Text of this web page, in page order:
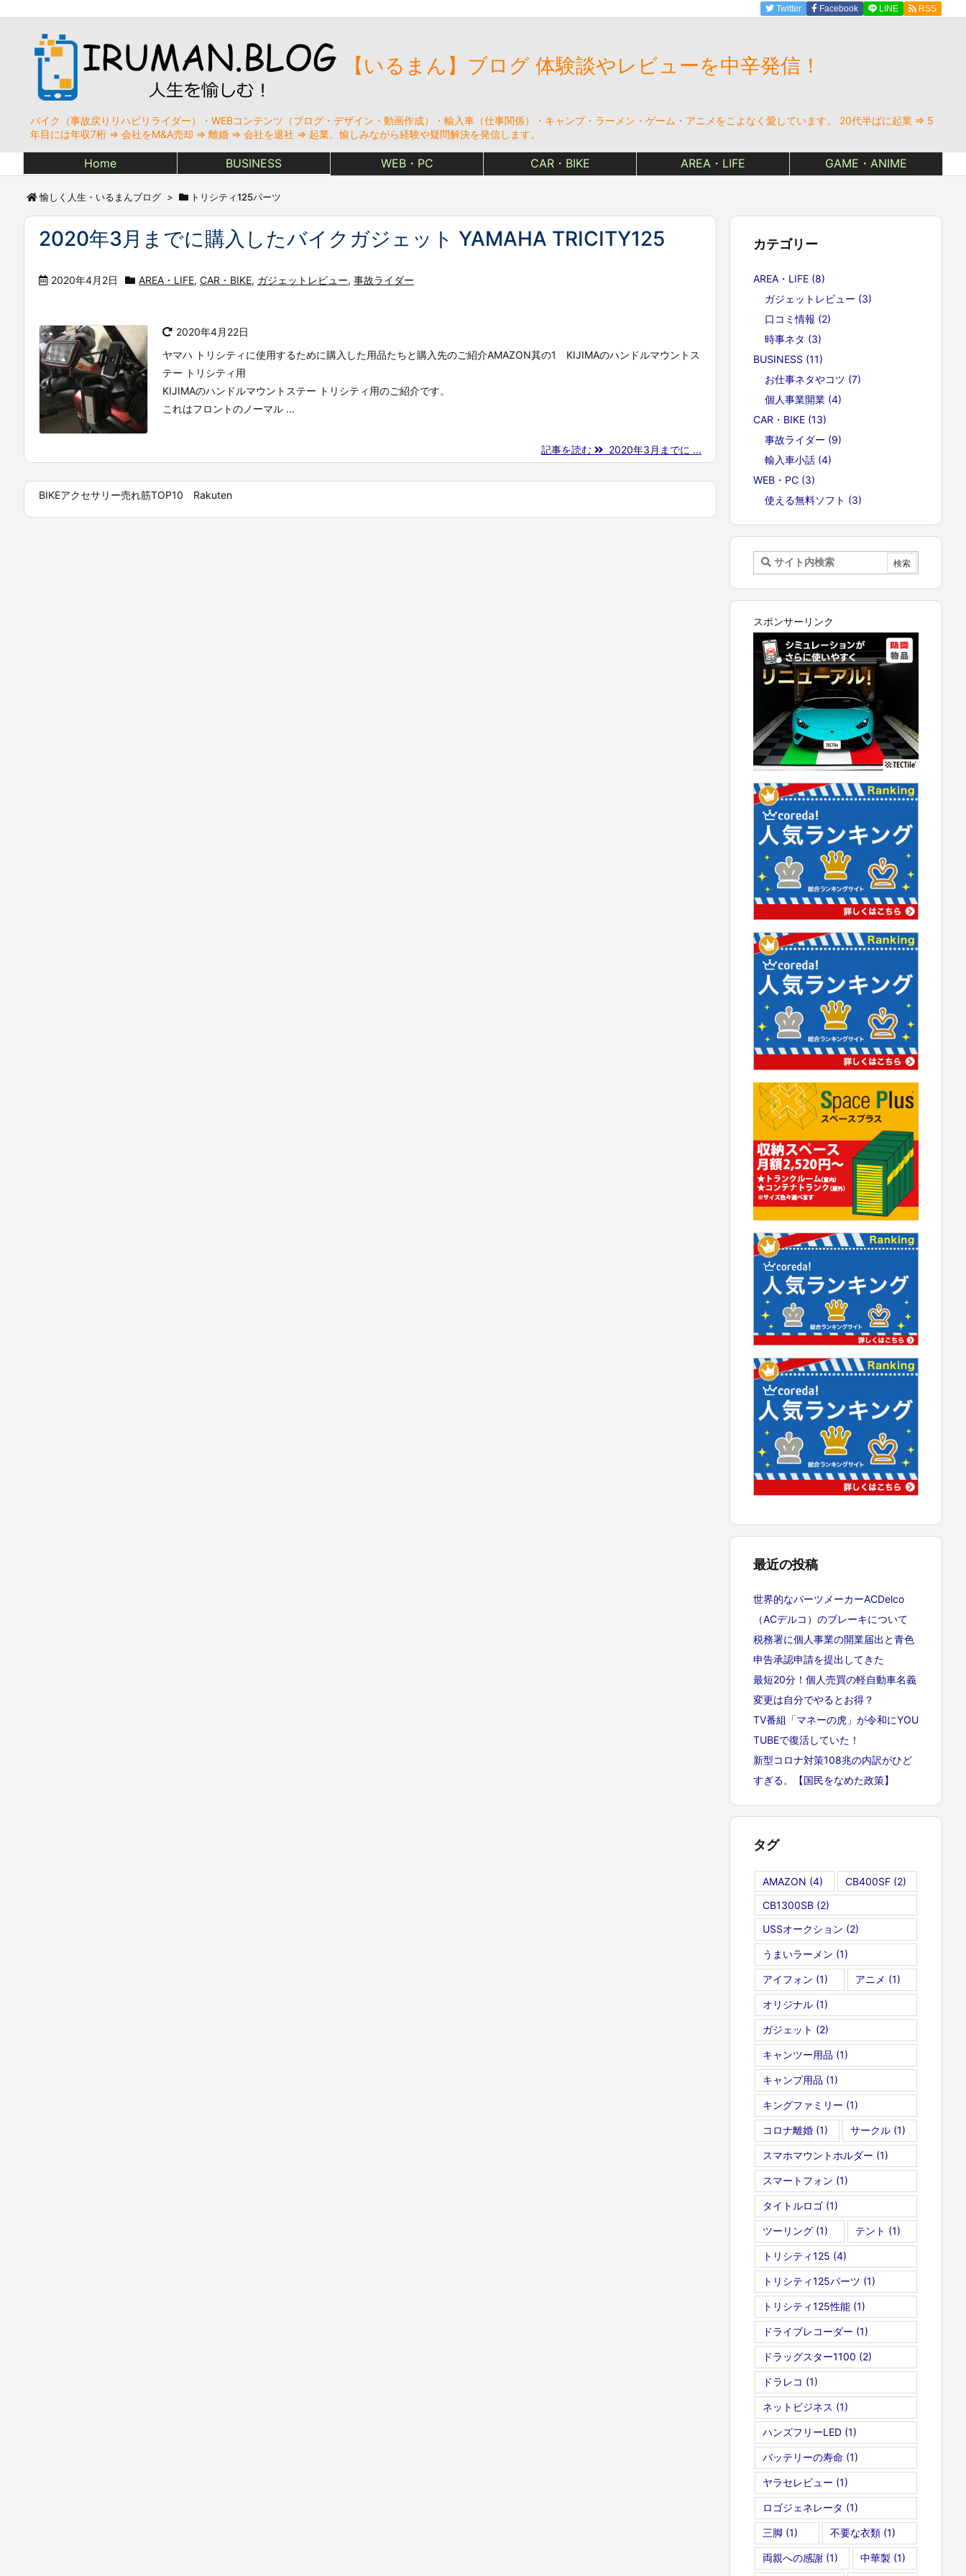
【いるまん】ブログ 体験談やレビューを中辛発信！
バイク（事故戻りリハビリライダー）・WEBコンテンツ（ブログ・デザイン・動画作成）・輸入車（仕事関係）・キャンプ・ラーメン・ゲーム・アニメをこよなく愛しています。 20代半ばに起業 ⇒ 5
年目には年収7桁 ⇒ 会社をM&A売却 ⇒ 離婚 ⇒ 会社を退社 ⇒ 起業。愉しみながら経験や疑問解決を発信します。
Home BUSINESS WEB・PC CAR・BIKE AREA・LIFE GAME・ANIME
Twitter Facebook LINE RSS
愉しく人生・いるまんブログ > トリシティ125パーツ
2020年3月までに購入したバイクガジェット YAMAHA TRICITY125
2020年4月2日 AREA・LIFE, CAR・BIKE, ガジェットレビュー, 事故ライダー
2020年4月22日
ヤマハ トリシティに使用するために購入した用品たちと購入先のご紹介AMAZON其の1 KIJIMAのハンドルマウントス
テー トリシティ用
KIJIMAのハンドルマウントステー トリシティ用のご紹介です。
これはフロントのノーマル ...
記事を読む 2020年3月までに ...
BIKEアクセサリー売れ筋TOP10 Rakuten
カテゴリー
AREA・LIFE (8)
ガジェットレビュー (3)
口コミ情報 (2)
時事ネタ (3)
BUSINESS (11)
お仕事ネタやコツ (7)
個人事業開業 (4)
CAR・BIKE (13)
事故ライダー (9)
輸入車小話 (4)
WEB・PC (3)
使える無料ソフト (3)
スポンサーリンク
最近の投稿
世界的なパーツメーカーACDelco
（ACデルコ）のブレーキについて
税務署に個人事業の開業届出と青色
申告承認申請を提出してきた
最短20分！個人売買の軽自動車名義
変更は自分でやるとお得？
TV番組「マネーの虎」が令和にYOU
TUBEで復活していた！
新型コロナ対策108兆の内訳がひど
すぎる。【国民をなめた政策】
タグ
AMAZON (4) CB400SF(2)
CB1300SB (2)
USSオークション (2)
うまいラーメン (1)
アイフォン (1) アニメ (1)
オリジナル (1)
ガジェット (2)
キャンツー用品 (1)
キャンプ用品 (1)
キングファミリー (1)
コロナ離婚 (1) サークル (1)
スマホマウントホルダー (1)
スマートフォン (1)
タイトルロゴ (1)
ツーリング (1) テント (1)
トリシティ125 (4)
トリシティ125パーツ (1)
トリシティ125性能 (1)
ドライブレコーダー (1)
ドラッグスター1100 (2)
ドラレコ (1)
ネットビジネス (1)
ハンズフリーLED (1)
バッテリーの寿命 (1)
ヤラセレビュー (1)
ロゴジェネレータ (1)
三脚 (1) 不要な衣類 (1)
両親への感謝 (1) 中華製 (1)